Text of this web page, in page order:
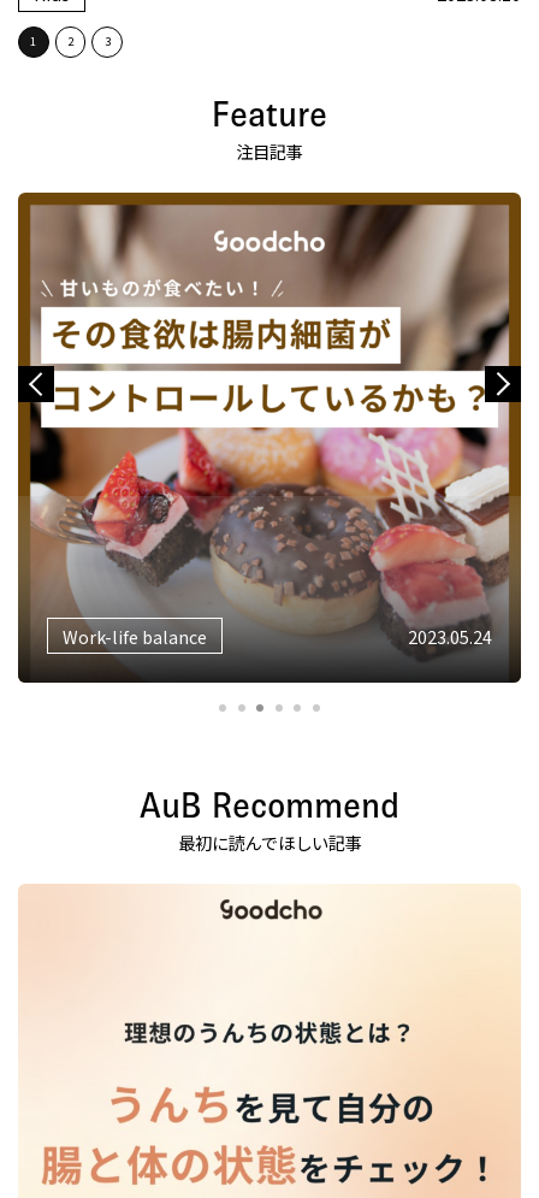
1 2 3
Feature
注目記事
Previous
Work-life balance 2022.12.27
Next
AuB Recommend
最初に読んでほしい記事